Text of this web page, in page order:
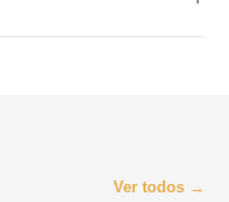
Ver todos →